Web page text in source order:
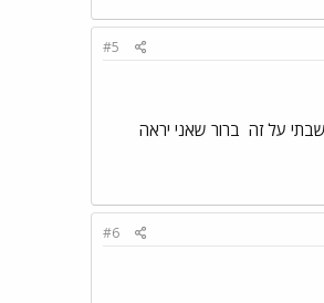
#5
על זה ברור שאני יראה
#6